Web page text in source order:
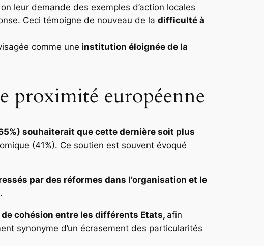
leur demande des exemples d’action locales
Ceci témoigne de nouveau de la difficulté à
comme une institution éloignée de la
proximité européenne
souhaiterait que cette dernière soit plus
(41%). Ce soutien est souvent évoqué
par des réformes dans l’organisation et le
cohésion entre les différents Etats, afin
synonyme d’un écrasement des particularités